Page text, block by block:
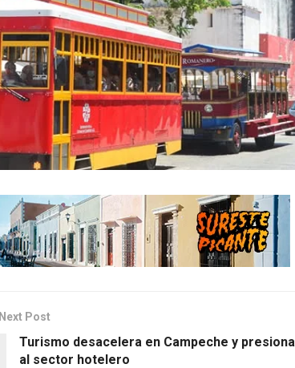
Next Post
Turismo desacelera en Campeche y presiona
al sector hotelero